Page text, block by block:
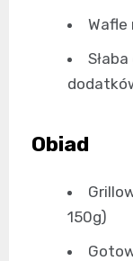
Obiad
150g)